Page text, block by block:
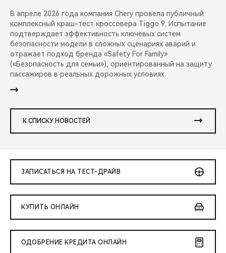
В апреле 2026 года компания Chery провела публичный
комплексный краш-тест кроссовера Tiggo 9. Испытание
подтверждает эффективность ключевых систем
безопасности модели в сложных сценариях аварий и
отражает подход бренда «Safety For Family»
(«Безопасность для семьи»), ориентированный на защиту
пассажиров в реальных дорожных условиях.
К СПИСКУ НОВОСТЕЙ
ЗАПИСАТЬСЯ НА ТЕСТ-ДРАЙВ
КУПИТЬ ОНЛАЙН
ОДОБРЕНИЕ КРЕДИТА ОНЛАЙН